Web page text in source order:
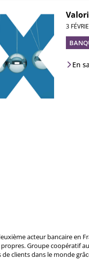
3
En
acteur bancaire en
Groupe coopératif
clients dans le monde